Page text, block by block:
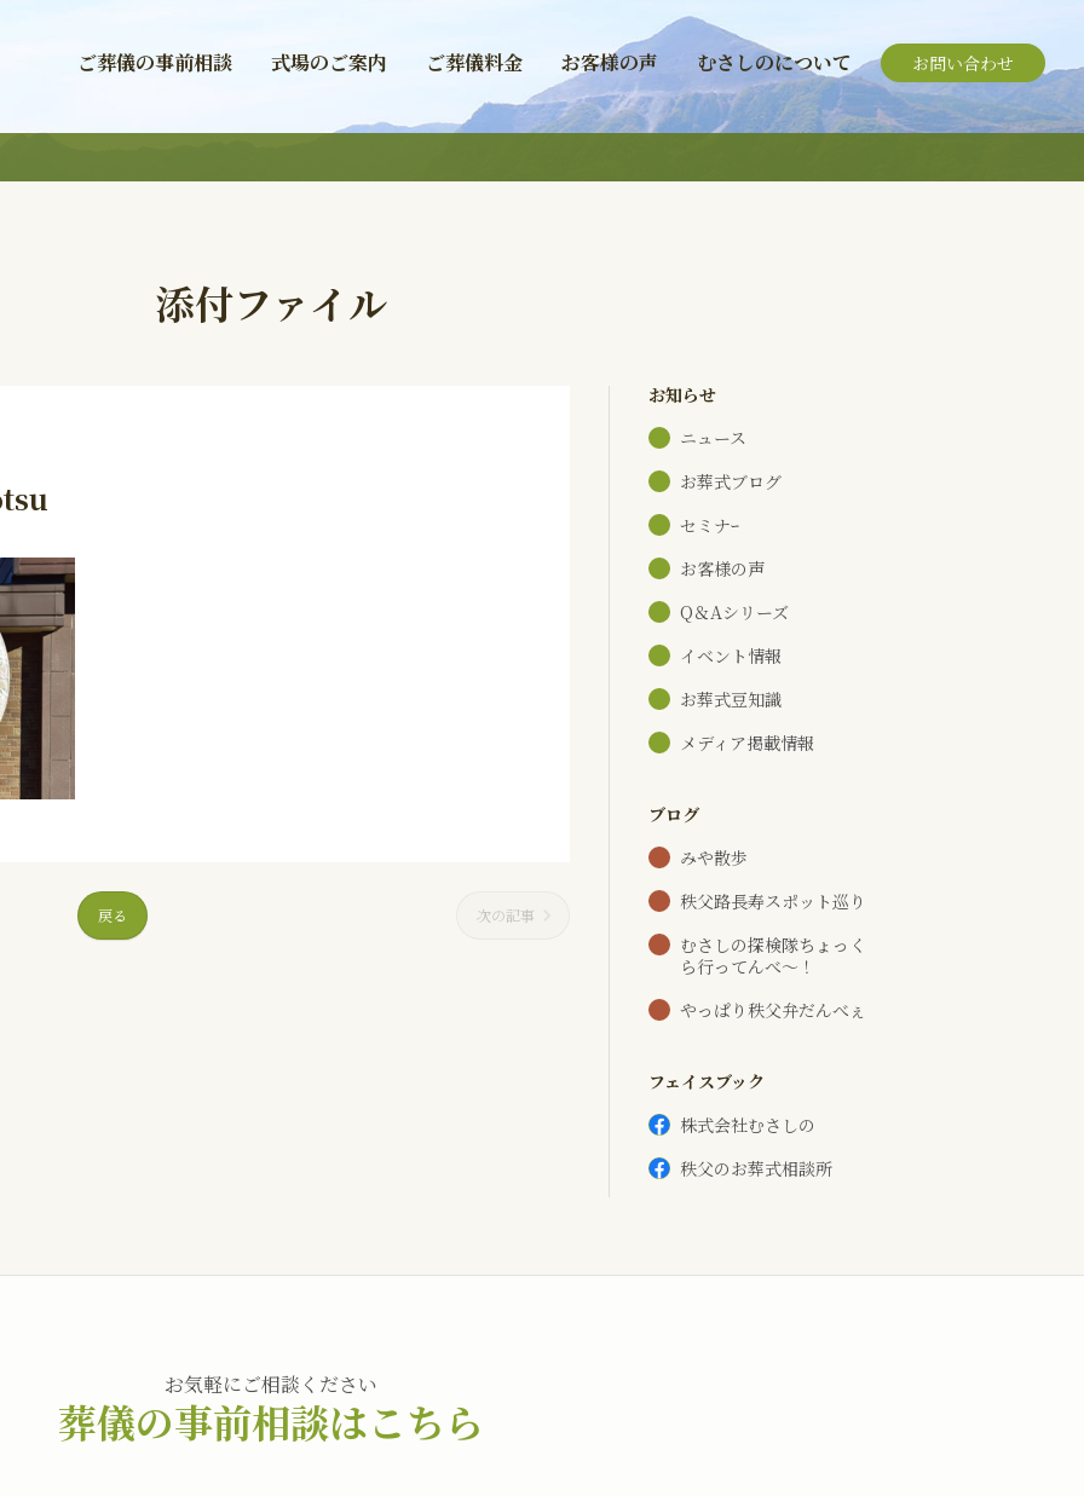
ご葬儀の事前相談 式場のご案内 ご葬儀料金 お客様の声 むさしのについて お問い合わせ
添付ファイル
戻る 次の記事
お知らせ
ニュース
お葬式ブログ
セミナｰ
お客様の声
Q＆Aシリーズ
イベント情報
お葬式豆知識
メディア掲載情報
ブログ
みや散歩
秩父路長寿スポット巡り
むさしの探検隊ちょっく
ら行ってんべ～！
やっぱり秩父弁だんべぇ
フェイスブック
株式会社むさしの
秩父のお葬式相談所
お気軽にご相談ください
葬儀の事前相談はこちら